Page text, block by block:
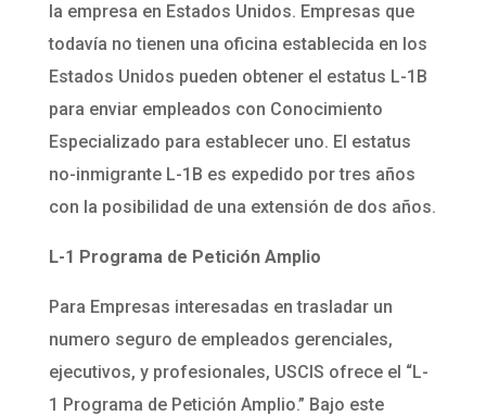
la empresa en Estados Unidos. Empresas que
todavía no tienen una oficina establecida en los
Estados Unidos pueden obtener el estatus L-1B
para enviar empleados con Conocimiento
Especializado para establecer uno. El estatus
no-inmigrante L-1B es expedido por tres años
con la posibilidad de una extensión de dos años.
L-1 Programa de Petición Amplio
Para Empresas interesadas en trasladar un
numero seguro de empleados gerenciales,
ejecutivos, y profesionales, USCIS ofrece el “L-
1 Programa de Petición Amplio.” Bajo este